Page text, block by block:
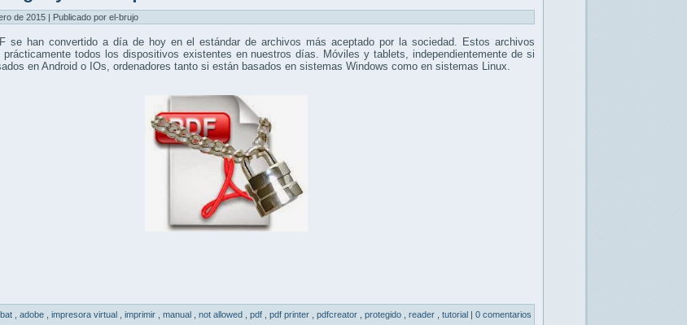
de 2015 | Publicado por el-brujo
se han convertido a día de hoy en el estándar de archivos más aceptado por la sociedad. Estos archivos
prácticamente todos los dispositivos existentes en nuestros días. Móviles y tablets, independientemente de si
en Android o IOs, ordenadores tanto si están basados en sistemas Windows como en sistemas Linux.
adobe impresora virtual imprimir manual not allowed pdf pdf printer pdfcreator protegido reader tutorial | 0 comentarios